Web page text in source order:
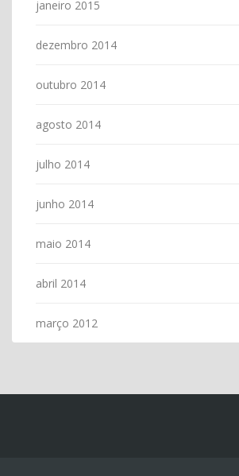
janeiro 2015
dezembro 2014
outubro 2014
agosto 2014
julho 2014
junho 2014
maio 2014
abril 2014
março 2012